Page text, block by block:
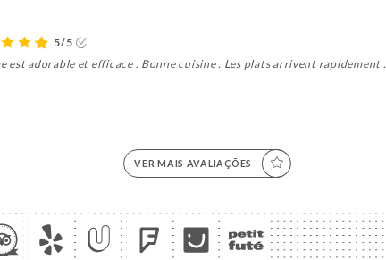
5/5
est adorable et efficace . Bonne cuisine . Les plats arrivent rapidement .
VER MAIS AVALIAÇÕES